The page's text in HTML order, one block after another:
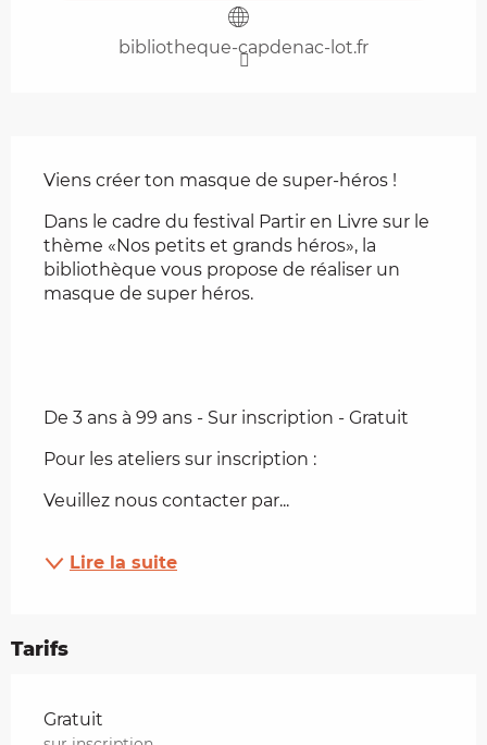
bibliotheque-capdenac-lot.fr
Viens créer ton masque de super-héros !
Dans le cadre du festival Partir en Livre sur le
thème «Nos petits et grands héros», la
bibliothèque vous propose de réaliser un
masque de super héros.
De 3 ans à 99 ans - Sur inscription - Gratuit
Pour les ateliers sur inscription :
Veuillez nous contacter par...
Lire la suite
Tarifs
Tarifs 2026
Gratuit